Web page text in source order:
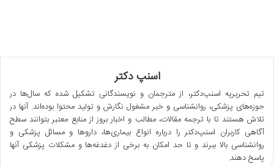
اسنپ دکتر
تیم تحریریه اسنپ‌دکتر، از مترجمان و نویسندگانی تشکیل شده که سال‌ها در
حوزه‌های پزشکی، روانشناسی و خبر مشغول نگارش و تولید محتوا بوده‌اند. آنها در
تلاش هستند تا با ترجمه مقالات، مطالب و اخبار بروز از منابع معتبر بتوانند سطح
آگاهی کاربران اسنپ‌دکتر را درباره انواع بیماری‌ها، داروها و مسائل پزشکی و
روانشناسی بالا ببرند و تا حد امکان به برخی از دغدغه‌ها و مشکلات پزشکی آنها
پاسخ دهند.